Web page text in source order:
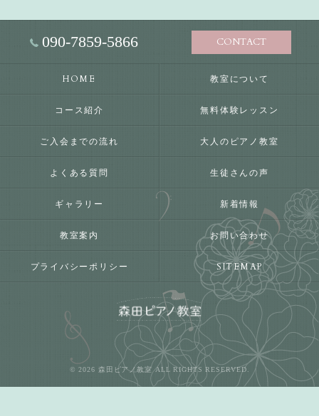
090-7859-5866 CONTACT
HOME 教室について
コース紹介 無料体験レッスン
ご入会までの流れ 大人のピアノ教室
よくある質問 生徒さんの声
ギャラリー 新着情報
教室案内 お問い合わせ
プライバシーポリシー SITEMAP
© 2026 森田ピアノ教室 ALL RIGHTS RESERVED.